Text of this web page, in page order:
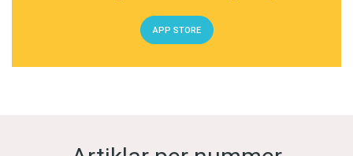
APP STORE